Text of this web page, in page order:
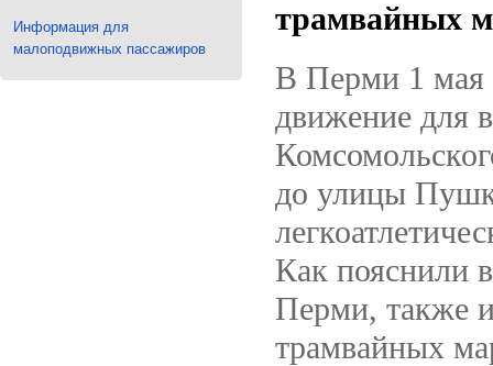
Информация для
малоподвижных пассажиров
трамвайных
В Перми 1 мая
движение для
до улицы
Как пояснили
Перми, также
трамвайных